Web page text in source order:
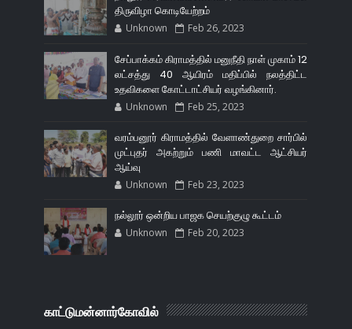
திருவிழா கொடியேற்றம்
Unknown Feb 26, 2023
சேப்பாக்கம் கிராமத்தில் மனுநீதி நாள் முகாம் 12
லட்சத்து 40 ஆயிரம் மதிப்பில் நலத்திட்ட
உதவிகளை கோட்டாட்சியர் வழங்கினார்.
Unknown Feb 25, 2023
வரம்பனூர் கிராமத்தில் வேளாண்துறை சார்பில்
முட்புதர் அகற்றும் பணி மாவட்ட ஆட்சியர்
ஆய்வு
Unknown Feb 23, 2023
நல்லூர் ஒன்றிய பாஜக செயற்குழு கூட்டம்
Unknown Feb 20, 2023
காட்டுமன்னார்கோவில்